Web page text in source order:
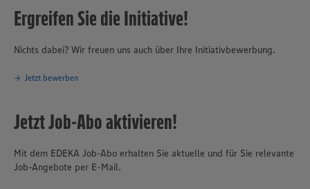
Ergreifen Sie die Initiative!
Nichts dabei? Wir freuen uns auch über Ihre Initiativbewerbung.
Jetzt bewerben
Jetzt Job-Abo aktivieren!
Mit dem EDEKA Job-Abo erhalten Sie aktuelle und für Sie relevante
Job-Angebote per E-Mail.